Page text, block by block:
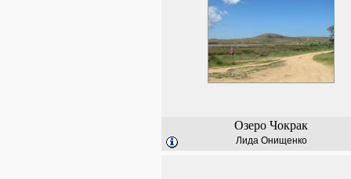
Озеро Чокрак
Лида Онищенко